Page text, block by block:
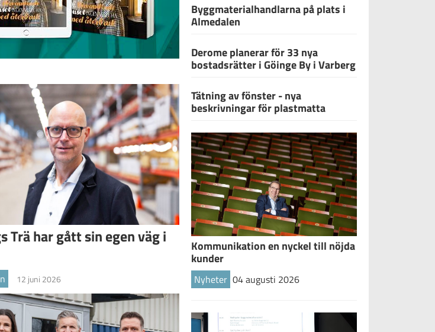
Trä har gått sin egen väg i
12 juni 2026
Byggmaterialhandlarna på plats i
Almedalen
Derome planerar för 33 nya
bostadsrätter i Göinge By i Varberg
Tätning av fönster - nya
beskrivningar för plastmatta
Kommunikation en nyckel till nöjda
kunder
Nyheter 04 augusti 2026